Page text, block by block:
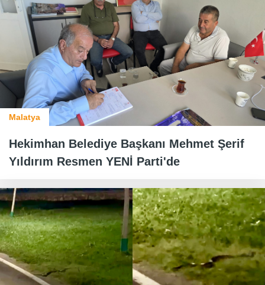
Malatya
Hekimhan Belediye Başkanı Mehmet Şerif
Yıldırım Resmen YENİ Parti'de